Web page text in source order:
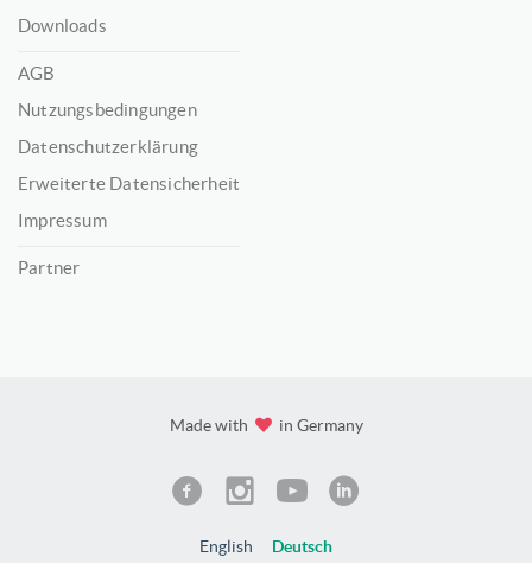
Downloads
AGB
Nutzungsbedingungen
Datenschutzerklärung
Erweiterte Datensicherheit
Impressum
Partner
Made with in Germany
English Deutsch